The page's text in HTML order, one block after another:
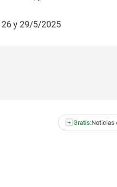
26 y 29/5/2025
+ Gratis:Noticias